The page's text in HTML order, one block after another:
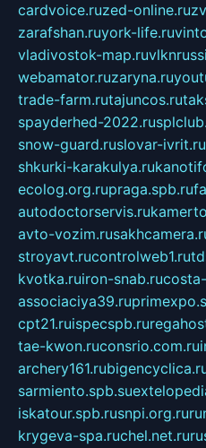
cardvoice.ruzed-online.ru
zarafshan.ruyork-life.ru
vladivostok-map.ru
webamator.ruzaryna.ru
trade-farm.rutajuncos.ru
spayderhed-2022.ru
snow-guard.ruslovar-ivrit.ru
shkurki-karakulya.ru
ecolog.org.rupraga.spb.ru
autodoctorservis.ru
avto-vozim.ru
stroyavt.rucontrolweb1.ru
kvotka.ruiron-snab.ru
associaciya39.ru
cpt21.ruispecspb.ru
tae-kwon.ruconsrio.com.ru
archery161.ru
sarmiento.spb.su
iskatour.spb.rusnpi.org.ru
krygeva-spa.ruchel.net.ru